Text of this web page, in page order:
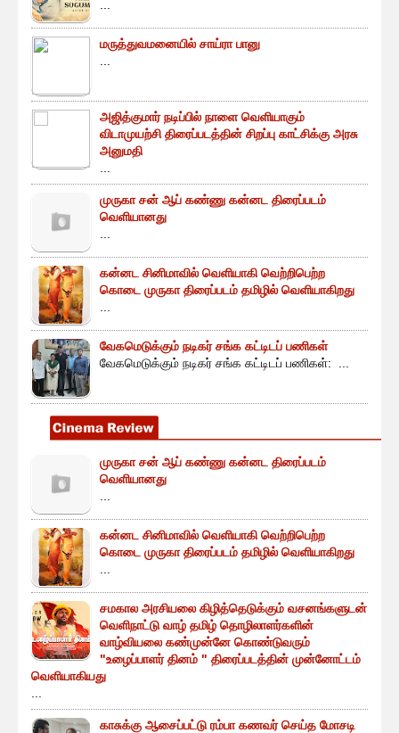
மருத்துவமனையில் சாய்ரா பானு
அஜித்குமார் நடிப்பில் நாளை வெளியாகும்
விடாமுயற்சி திரைப்படத்தின் சிறப்பு காட்சிக்கு அரசு
அனுமதி
முருகா சன் ஆப் கண்ணு கன்னட திரைப்படம்
வெளியானது
கன்னட சினிமாவில் வெளியாகி வெற்றிபெற்ற
கொடை முருகா திரைப்படம் தமிழில் வெளியாகிறது
வேகமெடுக்கும் நடிகர் சங்க கட்டிடப் பணிகள்
வேகமெடுக்கும் நடிகர் சங்க கட்டிடப் பணிகள்: ...
முருகா சன் ஆப் கண்ணு கன்னட திரைப்படம்
வெளியானது
கன்னட சினிமாவில் வெளியாகி வெற்றிபெற்ற
கொடை முருகா திரைப்படம் தமிழில் வெளியாகிறது
சமகால அரசியலை கிழித்தெடுக்கும் வசனங்களுடன்
வெளிநாட்டு வாழ் தமிழ் தொழிலாளர்களின்
வாழ்வியலை கண்முன்னே கொண்டுவரும்
"உழைப்பாளர் தினம் " திரைப்படத்தின் முன்னோட்டம்
வெளியாகியது
காசுக்கு ஆசைப்பட்டு ரம்பா கணவர் செய்த மோசடி